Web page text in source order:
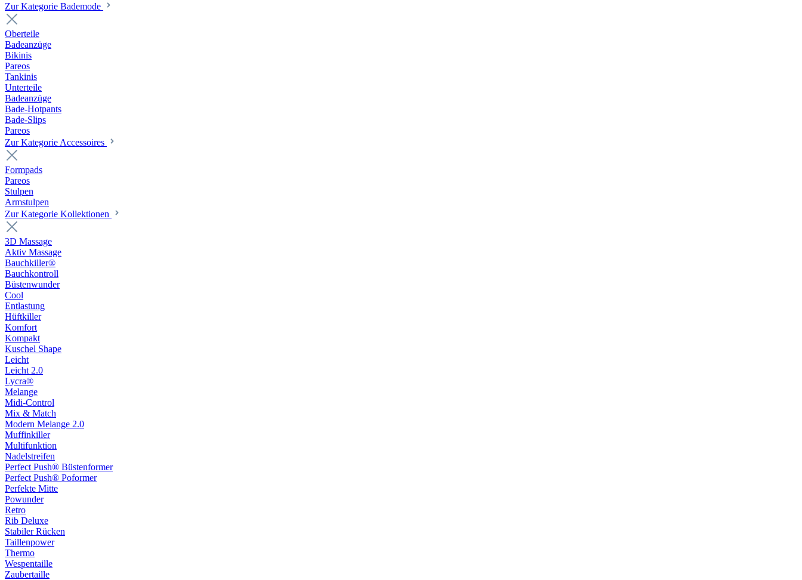
Zur Kategorie Bademode
Oberteile
Badeanzüge
Bikinis
Pareos
Tankinis
Unterteile
Badeanzüge
Bade-Hotpants
Bade-Slips
Pareos
Zur Kategorie Accessoires
Formpads
Pareos
Stulpen
Armstulpen
Zur Kategorie Kollektionen
3D Massage
Aktiv Massage
Bauchkiller®
Bauchkontroll
Büstenwunder
Cool
Entlastung
Hüftkiller
Komfort
Kompakt
Kuschel Shape
Leicht
Leicht 2.0
Lycra®
Melange
Midi-Control
Mix & Match
Modern Melange 2.0
Muffinkiller
Multifunktion
Nadelstreifen
Perfect Push® Büstenformer
Perfect Push® Poformer
Perfekte Mitte
Powunder
Retro
Rib Deluxe
Stabiler Rücken
Taillenpower
Thermo
Wespentaille
Zaubertaille